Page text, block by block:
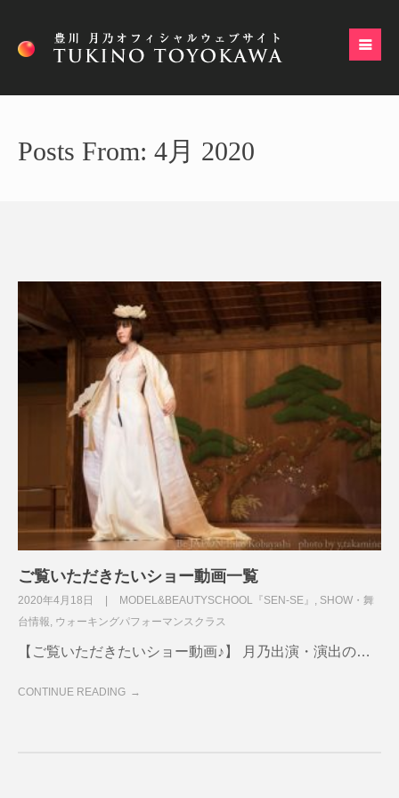
Posts From: 4月 2020
ご覧いただきたいショー動画一覧
2020年4月18日 MODEL&BEAUTYSCHOOL『SEN-SE』 , SHOW・舞
台情報, ウォーキングパフォーマンスクラス
【ご覧いただきたいショー動画♪】 月乃出演・演出の…
CONTINUE READING